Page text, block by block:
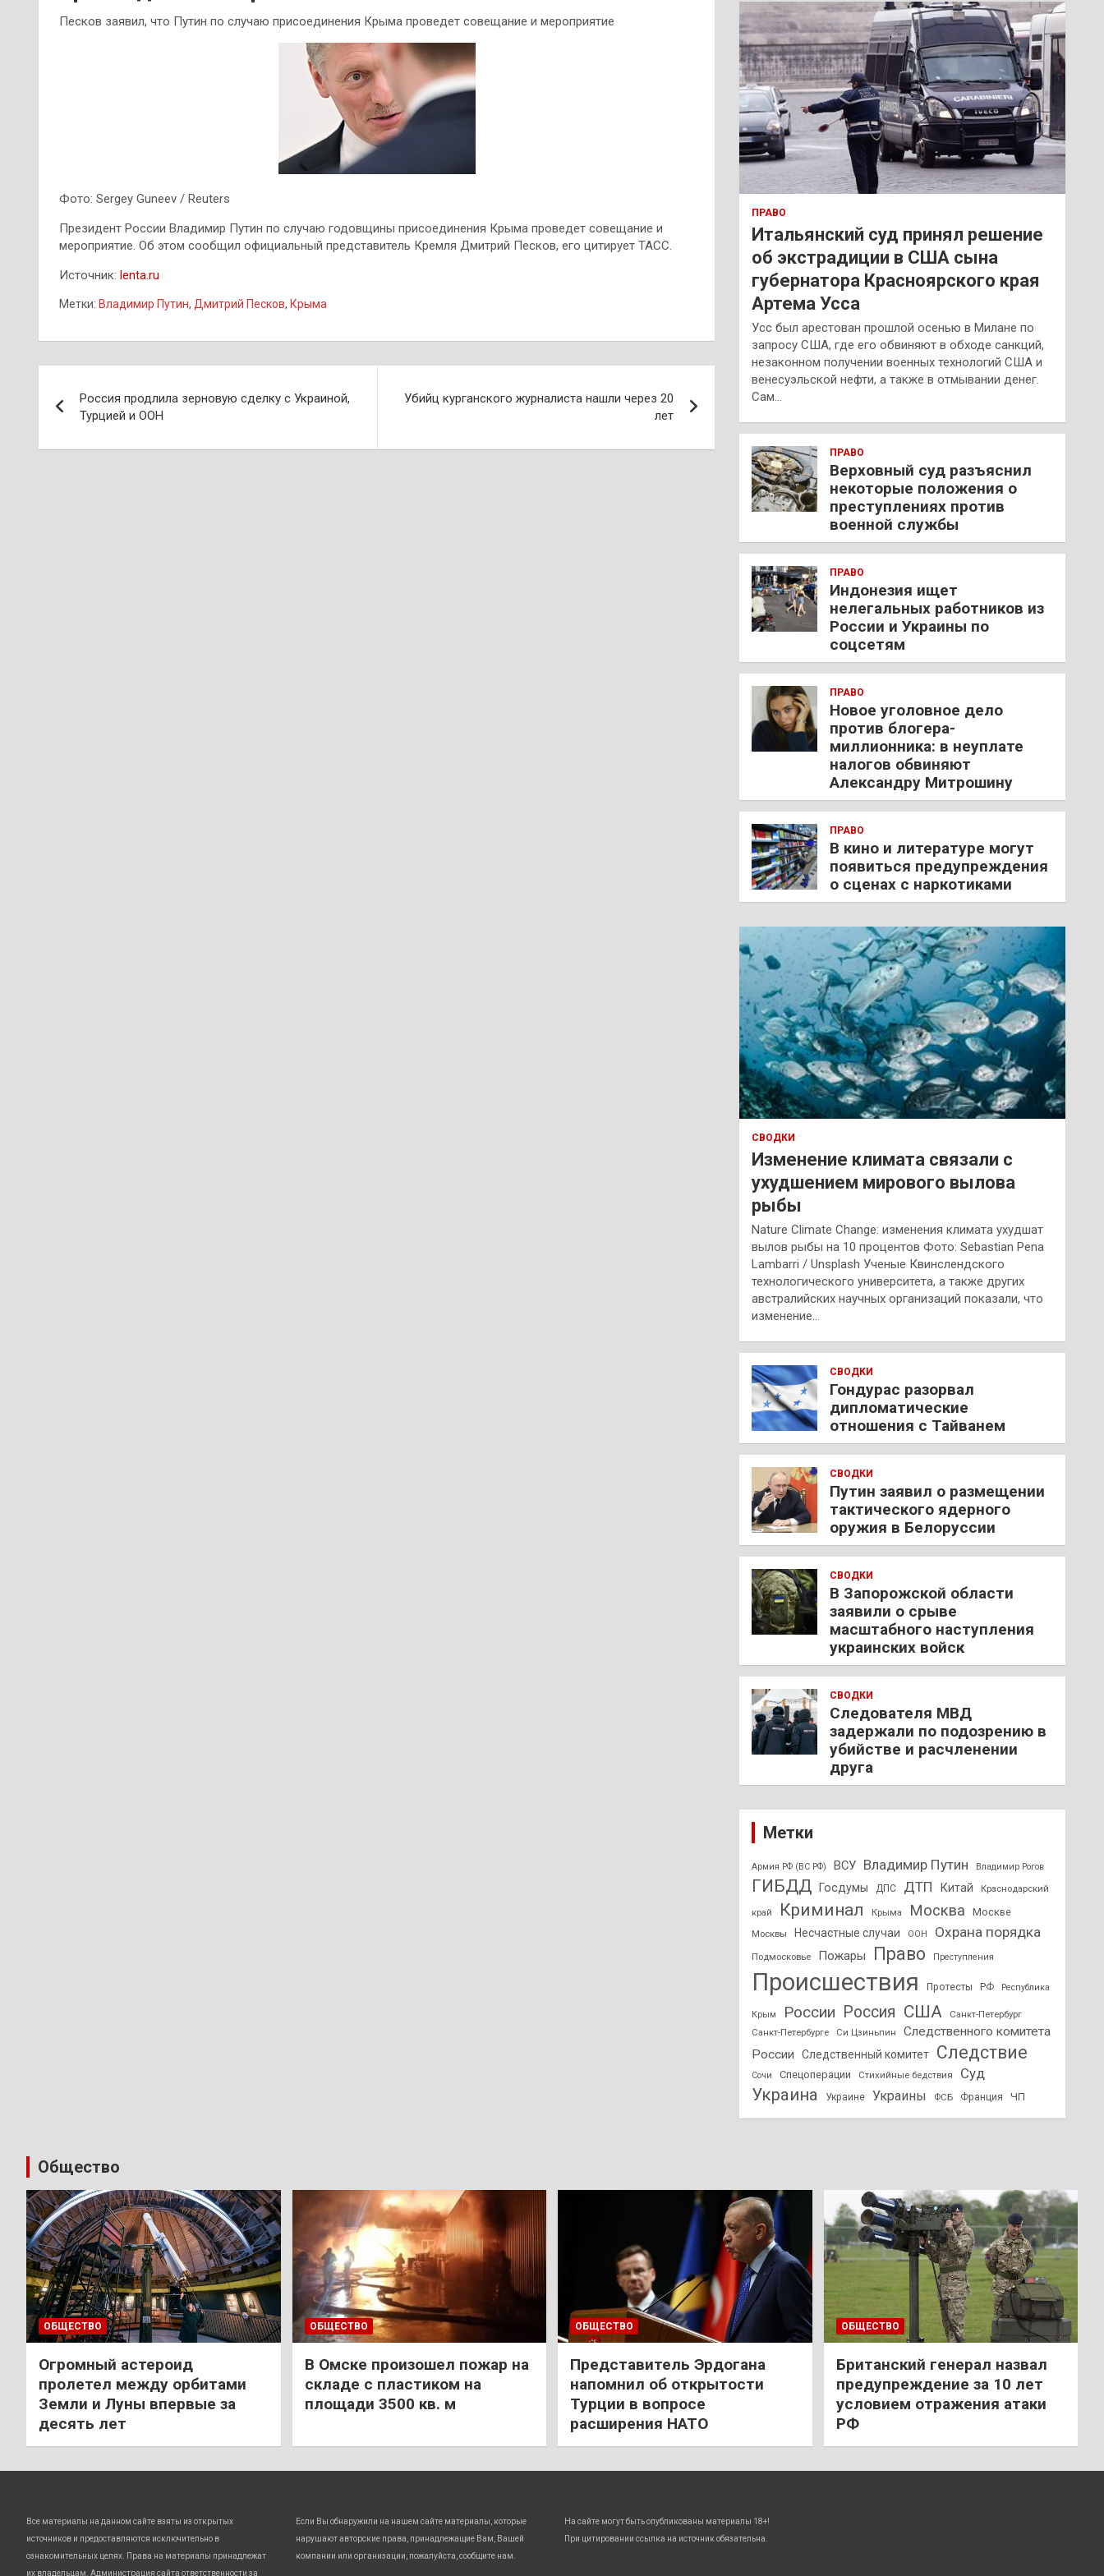
Песков заявил, что Путин по случаю присоединения Крыма проведет совещание и мероприятие
Фото: Sergey Guneev / Reuters
Президент России Владимир Путин по случаю годовщины присоединения Крыма проведет совещание и
мероприятие. Об этом сообщил официальный представитель Кремля Дмитрий Песков, его цитирует ТАСС.
Источник: lenta.ru
Метки: Владимир Путин, Дмитрий Песков, Крыма
по
записям
Россия продлила зерновую сделку с Украиной,
Турцией и ООН
Убийц курганского журналиста нашли через 20
лет
к
ПРАВО
Итальянский суд принял решение
об экстрадиции в США сына
губернатора Красноярского края
Артема Усса
Усс был арестован прошлой осенью в Милане по
запросу США, где его обвиняют в обходе санкций,
незаконном получении военных технологий США и
венесуэльской нефти, а также в отмывании денег.
Сам…
ПРАВО
Верховный суд разъяснил
некоторые положения о
преступлениях против
военной службы
ПРАВО
Индонезия ищет
нелегальных работников из
России и Украины по
соцсетям
ПРАВО
Новое уголовное дело
против блогера-
миллионника: в неуплате
налогов обвиняют
Александру Митрошину
ПРАВО
В кино и литературе могут
появиться предупреждения
о сценах с наркотиками
СВОДКИ
Изменение климата связали с
ухудшением мирового вылова
рыбы
Nature Climate Change: изменения климата ухудшат
вылов рыбы на 10 процентов Фото: Sebastian Pena
Lambarri / Unsplash Ученые Квинслендского
технологического университета, а также других
австралийских научных организаций показали, что
изменение…
СВОДКИ
Гондурас разорвал
дипломатические
отношения с Тайванем
СВОДКИ
Путин заявил о размещении
тактического ядерного
оружия в Белоруссии
СВОДКИ
В Запорожской области
заявили о срыве
масштабного наступления
украинских войск
СВОДКИ
Следователя МВД
задержали по подозрению в
убийстве и расчленении
друга
Метки
Армия РФ (ВС РФ) ВСУ Владимир Путин Владимир Рогов
ГИБДД Госдумы ДПС ДТП Китай Краснодарский
край Криминал Крыма Москва Москве
Москвы Несчастные случаи ООН Охрана порядка
Подмосковье Пожары Право Преступления
Происшествия Протесты РФ Республика
Крым России Россия США
Санкт-Петербург
Санкт-Петербурге
Си Цзиньпин
Следственного комитета
России
Следственный комитет Следствие
Сочи Спецоперации Стихийные бедствия Суд
Украина Украине Украины ФСБ Франция ЧП
Общество
ОБЩЕСТВО
Огромный астероид
пролетел между орбитами
Земли и Луны впервые за
десять лет
ОБЩЕСТВО
В Омске произошел пожар на
складе с пластиком на
площади 3500 кв. м
ОБЩЕСТВО
Представитель Эрдогана
напомнил об открытости
Турции в вопросе
расширения НАТО
ОБЩЕСТВО
Британский генерал назвал
предупреждение за 10 лет
условием отражения атаки
РФ
Все материалы на данном сайте взяты из открытых
источников и предоставляются исключительно в
ознакомительных целях. Права на материалы принадлежат
их владельцам. Администрация сайта ответственности за
Если Вы обнаружили на нашем сайте материалы, которые
нарушают авторские права, принадлежащие Вам, Вашей
компании или организации, пожалуйста, сообщите нам.
На сайте могут быть опубликованы материалы 18+!
При цитировании ссылка на источник обязательна.